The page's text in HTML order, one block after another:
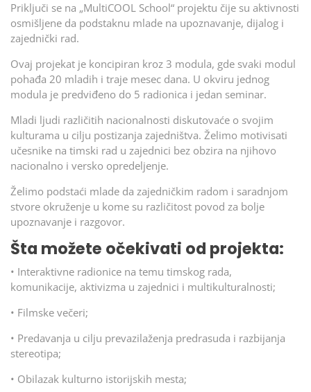
Priključi se na „MultiCOOL School“ projektu čije su aktivnosti
osmišljene da podstaknu mlade na upoznavanje, dijalog i
zajednički rad.
Ovaj projekat je koncipiran kroz 3 modula, gde svaki modul
pohađa 20 mladih i traje mesec dana. U okviru jednog
modula je predviđeno do 5 radionica i jedan seminar.
Mladi ljudi različitih nacionalnosti diskutovaće o svojim
kulturama u cilju postizanja zajedništva. Želimo motivisati
učesnike na timski rad u zajednici bez obzira na njihovo
nacionalno i versko opredeljenje.
Želimo podstaći mlade da zajedničkim radom i saradnjom
stvore okruženje u kome su različitost povod za bolje
upoznavanje i razgovor.
Šta možete očekivati od projekta:
• Interaktivne radionice na temu timskog rada,
komunikacije, aktivizma u zajednici i multikulturalnosti;
• Filmske večeri;
• Predavanja u cilju prevazilaženja predrasuda i razbijanja
stereotipa;
• Obilazak kulturno istorijskih mesta;